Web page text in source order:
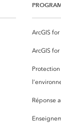
ArcGIS for
ArcGIS
Réponse